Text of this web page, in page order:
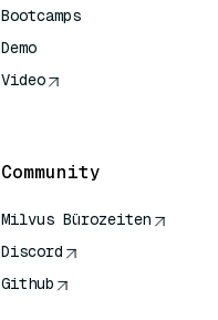
Bootcamps
Demo
Video
Community
Milvus Bürozeiten
Discord
Github